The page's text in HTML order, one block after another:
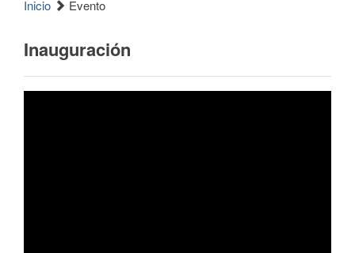
Inicio Evento
Inauguración